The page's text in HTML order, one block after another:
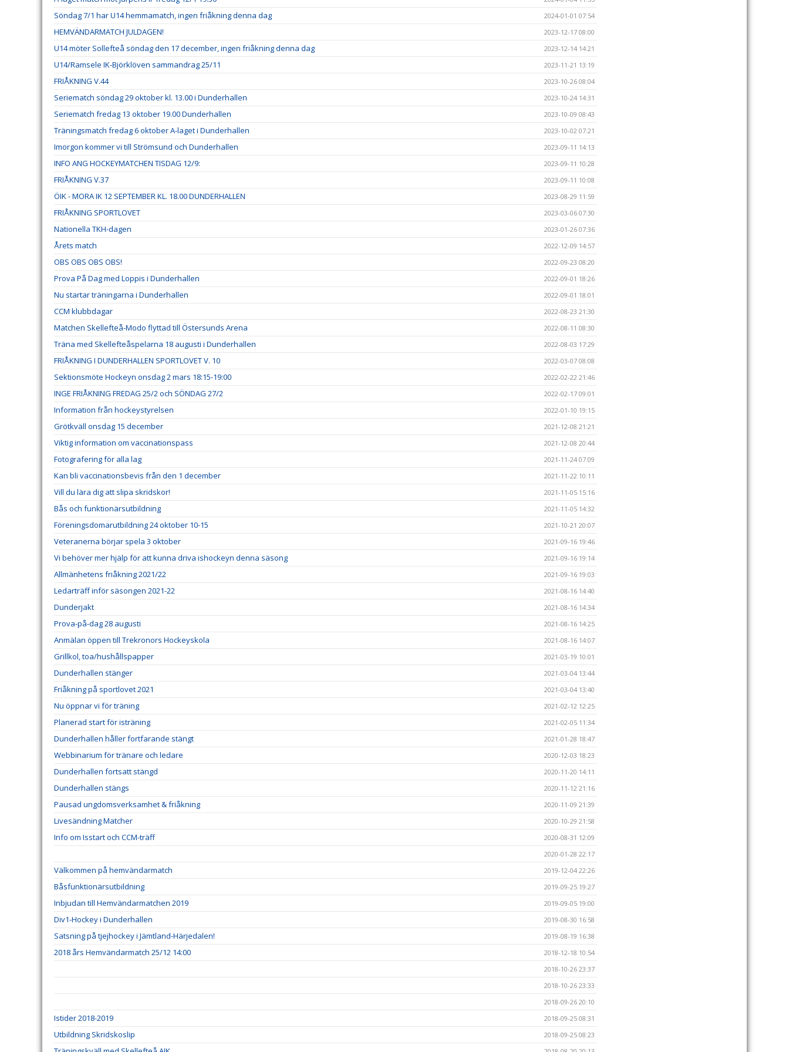
Söndag 7/1 har U14 hemmamatch, ingen friåkning denna dag 2024-01-01 07:54
HEMVÄNDARMATCH JULDAGEN! 2023-12-17 08:00
U14 möter Sollefteå söndag den 17 december, ingen friåkning denna dag 2023-12-14 14:21
U14/Ramsele IK-Björklöven sammandrag 25/11 2023-11-21 13:19
FRIÅKNING V.44 2023-10-26 08:04
Seriematch söndag 29 oktober kl. 13.00 i Dunderhallen 2023-10-24 14:31
Seriematch fredag 13 oktober 19.00 Dunderhallen 2023-10-09 08:43
Träningsmatch fredag 6 oktober A-laget i Dunderhallen 2023-10-02 07:21
Imorgon kommer vi till Strömsund och Dunderhallen 2023-09-11 14:13
INFO ANG HOCKEYMATCHEN TISDAG 12/9: 2023-09-11 10:28
FRIÅKNING V.37 2023-09-11 10:08
ÖIK - MORA IK 12 SEPTEMBER KL. 18.00 DUNDERHALLEN 2023-08-29 11:59
FRIÅKNING SPORTLOVET 2023-03-06 07:30
Nationella TKH-dagen 2023-01-26 07:36
Årets match 2022-12-09 14:57
OBS OBS OBS OBS! 2022-09-23 08:20
Prova På Dag med Loppis i Dunderhallen 2022-09-01 18:26
Nu startar träningarna i Dunderhallen 2022-09-01 18:01
CCM klubbdagar 2022-08-23 21:30
Matchen Skellefteå-Modo flyttad till Östersunds Arena 2022-08-11 08:30
Träna med Skellefteåspelarna 18 augusti i Dunderhallen 2022-08-03 17:29
FRIÅKNING I DUNDERHALLEN SPORTLOVET V. 10 2022-03-07 08:08
Sektionsmöte Hockeyn onsdag 2 mars 18:15-19:00 2022-02-22 21:46
INGE FRIÅKNING FREDAG 25/2 och SÖNDAG 27/2 2022-02-17 09:01
Information från hockeystyrelsen 2022-01-10 19:15
Grötkväll onsdag 15 december 2021-12-08 21:21
Viktig information om vaccinationspass 2021-12-08 20:44
Fotografering för alla lag 2021-11-24 07:09
Kan bli vaccinationsbevis från den 1 december 2021-11-22 10:11
Vill du lära dig att slipa skridskor! 2021-11-05 15:16
Bås och funktionärsutbildning 2021-11-05 14:32
Föreningsdomarutbildning 24 oktober 10-15 2021-10-21 20:07
Veteranerna börjar spela 3 oktober 2021-09-16 19:46
Vi behöver mer hjälp för att kunna driva ishockeyn denna säsong 2021-09-16 19:14
Allmänhetens friåkning 2021/22 2021-09-16 19:03
Ledarträff inför säsongen 2021-22 2021-08-16 14:40
Dunderjakt 2021-08-16 14:34
Prova-på-dag 28 augusti 2021-08-16 14:25
Anmälan öppen till Trekronors Hockeyskola 2021-08-16 14:07
Grillkol, toa/hushållspapper 2021-03-19 10:01
Dunderhallen stänger 2021-03-04 13:44
Friåkning på sportlovet 2021 2021-03-04 13:40
Nu öppnar vi för träning 2021-02-12 12:25
Planerad start för isträning 2021-02-05 11:34
Dunderhallen håller fortfarande stängt 2021-01-28 18:47
Webbinarium för tränare och ledare 2020-12-03 18:23
Dunderhallen fortsatt stängd 2020-11-20 14:11
Dunderhallen stängs 2020-11-12 21:16
Pausad ungdomsverksamhet & friåkning 2020-11-09 21:39
Livesändning Matcher 2020-10-29 21:58
Info om Isstart och CCM-träff
2020-08-31 12:09
2020-01-28 22:17
Välkommen på hemvändarmatch 2019-12-04 22:26
Båsfunktionärsutbildning 2019-09-25 19:27
Inbjudan till Hemvändarmatchen 2019 2019-09-05 19:00
Div1-Hockey i Dunderhallen 2019-08-30 16:58
Satsning på tjejhockey i Jämtland-Härjedalen! 2019-08-19 16:38
2018 års Hemvändarmatch 25/12 14:00
2018-12-18 10:54
2018-10-26 23:37
2018-10-26 23:33
2018-09-26 20:10
Istider 2018-2019 2018-09-25 08:31
Utbildning Skridskoslip 2018-09-25 08:23